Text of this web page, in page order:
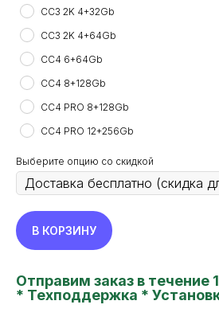
CC3 2K 4+32Gb
CC3 2K 4+64Gb
CC4 6+64Gb
CC4 8+128Gb
CC4 PRO 8+128Gb
CC4 PRO 12+256Gb
Выберите опцию со скидкой
В КОРЗИНУ
Отправим заказ в течение
* Техподдержка *